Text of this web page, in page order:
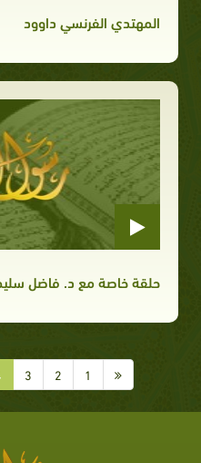
المهتدي الفرنسي داوود
حلقة خاصة مع د. فاضل
1
2
3